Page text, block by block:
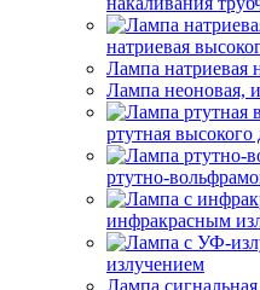
натриевая
Лампа натриевая
Лампа неоновая,
ртутная высокого
ртутно-
инфракрасным
излучением
Лампа